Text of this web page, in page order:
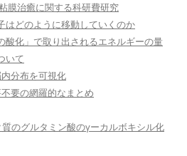
膜治癒に関する科研費研究
はどのように移動していくのか
酸化」で取り出されるエネルギーの量
いて
分布を可視化
要の網羅的なまとめ
のグルタミン酸のγーカルボキシル化